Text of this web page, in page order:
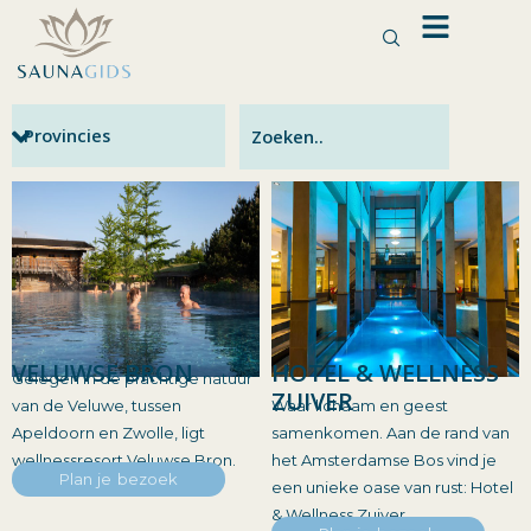
de
VELUWSE BRON
Gelegen in de prachtige natuur
van de Veluwe, tussen
Apeldoorn en Zwolle, ligt
wellnessresort Veluwse Bron.
Plan je bezoek
HOTEL & WELLNESS
ZUIVER
Waar lichaam en geest
samenkomen. Aan de rand van
het Amsterdamse Bos vind je
een unieke oase van rust: Hotel
& Wellness Zuiver.